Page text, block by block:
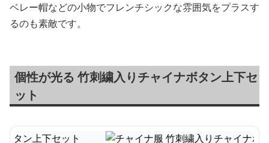
ベレー帽などの小物でフレンチシックな雰囲気をプラスす
るのも素敵です。
個性が光る 竹刺繍入りチャイナボタン上下セ
ット